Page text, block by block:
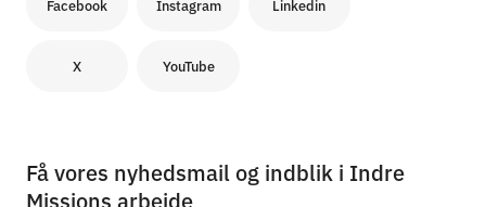
23. april 2026
arabere